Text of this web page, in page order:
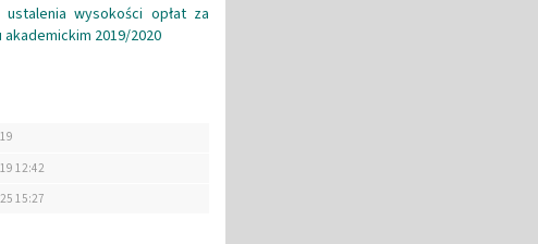
wysokości opłat za
2019/2020
12:42
15:27